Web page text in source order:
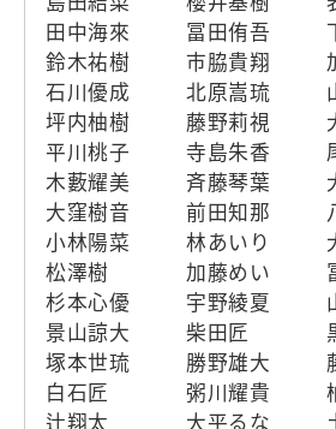
田中海來
冨田侑吾
鈴木祐樹
市脇貴翔
石川優成
北原嵩琉
坪内柚樹
藤野莉視
平川桃子
寺島朱香
木藪耀美
斉藤琴葉
大窪樹音
前田知那
小林陽菜
林あいり
松澤樹
加藤めい
杉本心優
宇野綾夏
景山諒大
柴田匠
塚本世琉
勝野雄大
白石匠
粥川耀貴
辻翔太
大平るな